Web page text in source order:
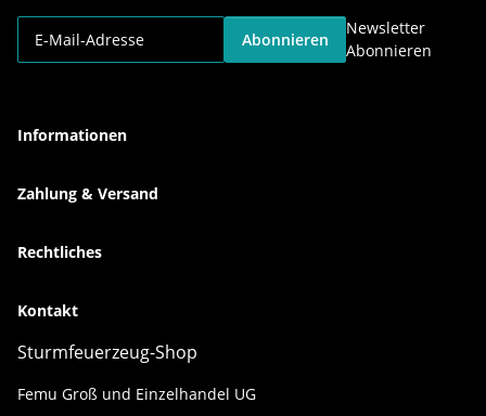
Abonnieren
Newsletter
Abonnieren
Informationen
Zahlung & Versand
Rechtliches
Kontakt
Sturmfeuerzeug-Shop
Femu Groß und Einzelhandel UG